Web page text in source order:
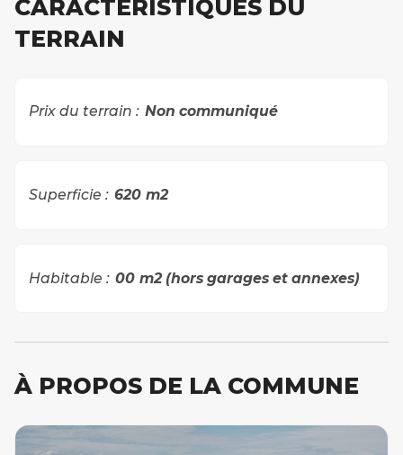
CARACTÉRISTIQUES DU
TERRAIN
Prix du terrain : Non communiqué
Superficie : 620 m2
Habitable : 00 m2 (hors garages et annexes)
À PROPOS DE LA COMMUNE